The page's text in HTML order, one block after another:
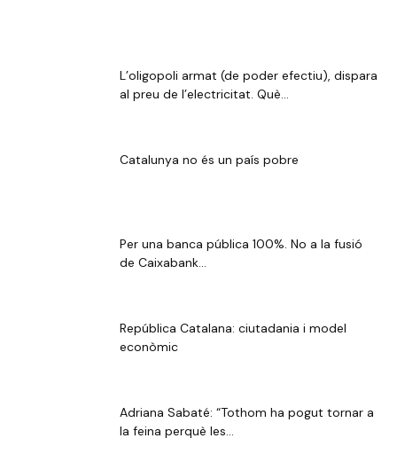
L’oligopoli armat (de poder efectiu), dispara
al preu de l’electricitat. Què...
Catalunya no és un país pobre
Per una banca pública 100%. No a la fusió
de Caixabank...
República Catalana: ciutadania i model
econòmic
Adriana Sabaté: “Tothom ha pogut tornar a
la feina perquè les...